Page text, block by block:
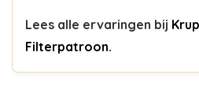
Lees alle ervaringen bij
Filterpatroon.